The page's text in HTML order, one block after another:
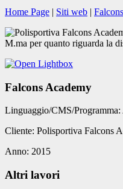
Home Page | Siti web |
Falcons Academy
Linguaggio/CMS/Programma:
Cliente: Polisportiva Falcons
Anno: 2015
Altri lavori